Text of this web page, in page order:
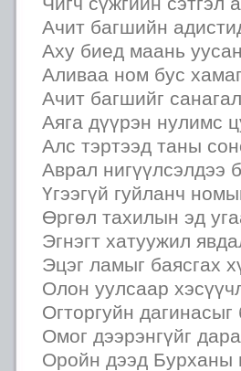
Ачит багшийн
Аху биед маань
Аливаа ном бус
Ачит багшийг
Аяга дүүрэн нулимс
Алс тэртээд таны
Аврал нигүүлсэлдээ
Үгээгүй гуйланч
Өргөл тахилын эд
Эгнэгт хатуужил
Эцэг ламыг баясгах
Олон уулсаар
Огторгуйн
Омог дээрэнгүйг
Оройн дээд